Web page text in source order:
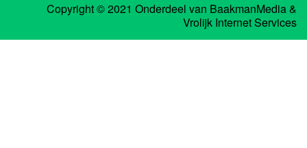
Copyright © 2021 Onderdeel van BaakmanMedia&
Vrolijk Internet Services